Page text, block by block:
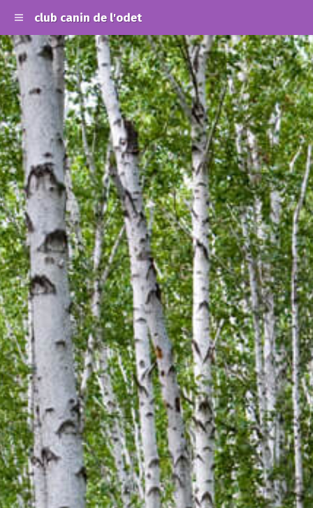
club canin de l'odet